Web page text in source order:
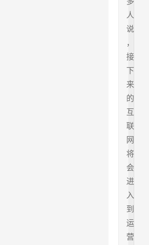
人
说
，
接
下
来
的
互
联
网
将
会
进
入
到
运
营